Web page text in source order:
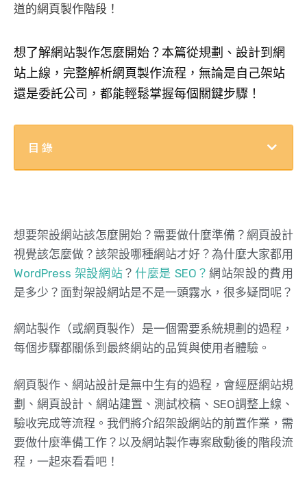
道的網頁製作階段！
想了解網站製作怎麼開始？本篇從規劃、設計到網
站上線，完整解析網頁製作流程，無論是自己架站
還是委託公司，都能輕鬆掌握每個關鍵步驟！
目錄
想要架設網站該怎麼開始？需要做什麼準備？網頁設計
視覺該怎麼做？該架設哪種網站才好？為什麼大家都用
WordPress 架設網站 ？什麼是 SEO？網站架設的費用
是多少？面對架設網站是不是一頭霧水，很多疑問呢？
網站製作（或網頁製作）是一個需要系統規劃的過程，
每個步驟都關係到最終網站的品質與使用者體驗。
網頁製作、網站設計是無中生有的過程，會經歷網站規
劃、網頁設計、網站建置、測試校稿、SEO調整上線、
驗收完成等流程。我們將介紹架設網站的前置作業，需
要做什麼準備工作？以及網站製作專案啟動後的階段流
程，一起來看看吧！